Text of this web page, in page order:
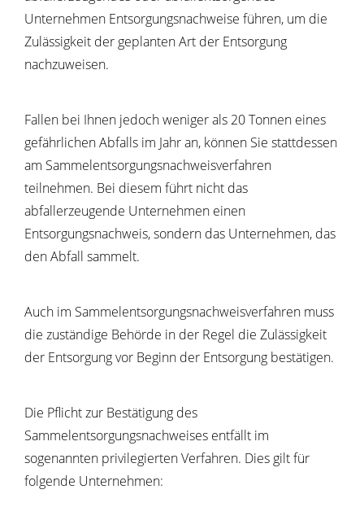
Unternehmen Entsorgungsnachweise führen, um die
Zulässigkeit der geplanten Art der Entsorgung
nachzuweisen.
Fallen bei Ihnen jedoch weniger als 20 Tonnen eines
gefährlichen Abfalls im Jahr an, können Sie stattdessen
am Sammelentsorgungsnachweisverfahren
teilnehmen. Bei diesem führt nicht das
abfallerzeugende Unternehmen einen
Entsorgungsnachweis, sondern das Unternehmen, das
den Abfall sammelt.
Auch im Sammelentsorgungsnachweisverfahren muss
die zuständige Behörde in der Regel die Zulässigkeit
der Entsorgung vor Beginn der Entsorgung bestätigen.
Die Pflicht zur Bestätigung des
Sammelentsorgungsnachweises entfällt im
sogenannten privilegierten Verfahren. Dies gilt für
folgende Unternehmen: